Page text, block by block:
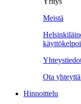
Meistä
Ota
Hinnoittelu